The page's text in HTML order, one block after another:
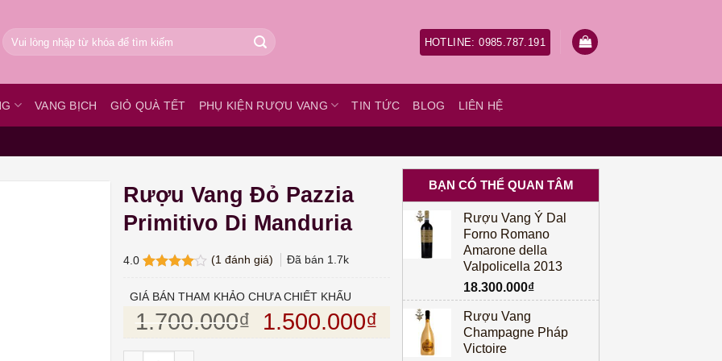
Tìm
kiếm:
HOTLINE: 0985.787.191
VANG BỊCH GIỎ QUÀ TẾT PHỤ KIỆN RƯỢU VANG TIN TỨC BLOG LIÊN HỆ
BẠN CÓ THỂ QUAN TÂM
Rượu Vang Ý Dal
Forno Romano
Amarone della
Valpolicella 2013
18.300.000₫
Rượu Vang
Champagne Pháp
Victoire
Rượu Vang Đỏ Pazzia
Primitivo Di Manduria
4.0
5 dựa
giá
(1 đánh giá) Đã bán 1.7k
GIÁ BÁN THAM KHẢO CHƯA CHIẾT KHẤU
1.700.000₫ Giá gốc là: 1.700.000₫.
1.500.000₫ Giá hiện tại là: 1.500.000₫.